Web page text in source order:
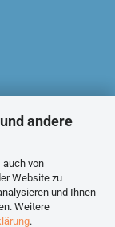
andere
auch von
Website zu
und Ihnen
Weitere
.